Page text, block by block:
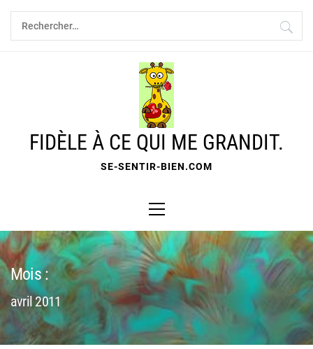
Skip
content
Rechercher :
FIDÈLE À CE QUI ME GRANDIT.
SE-SENTIR-BIEN.COM
Menu
Mois :
avril 2011